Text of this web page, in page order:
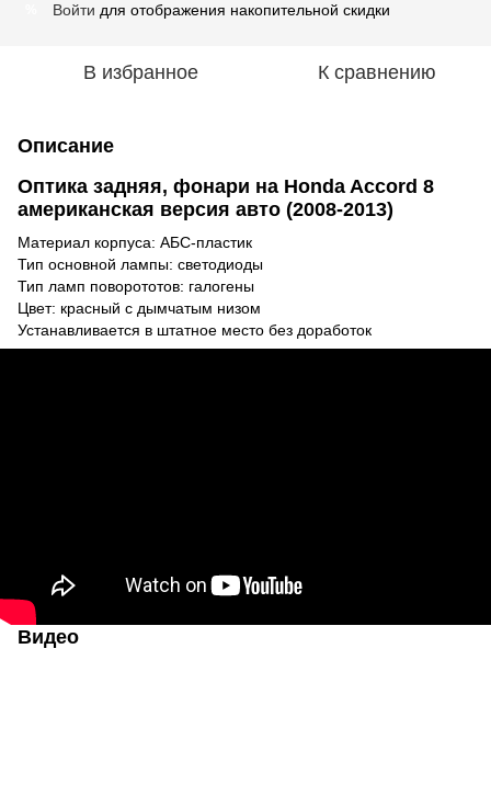
Войти для отображения накопительной скидки
В избранное К сравнению
Описание
Оптика задняя, фонари на Honda Accord 8
американская версия авто (2008-2013)
Материал корпуса: АБС-пластик
Тип основной лампы: светодиоды
Тип ламп поворототов: галогены
Цвет: красный с дымчатым низом
Устанавливается в штатное место без доработок
Видео